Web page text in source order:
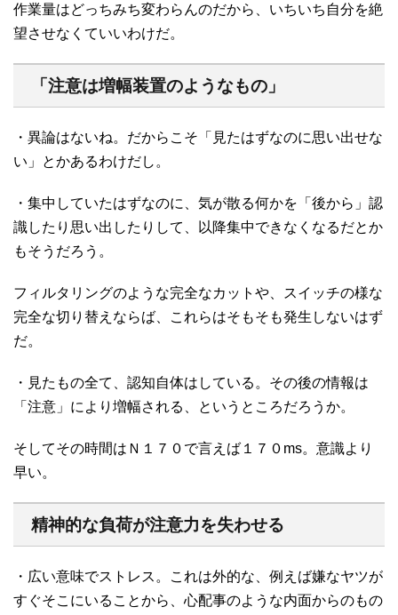
作業量はどっちみち変わらんのだから、いちいち自分を絶
望させなくていいわけだ。
「注意は増幅装置のようなもの」
・異論はないね。だからこそ「見たはずなのに思い出せな
い」とかあるわけだし。
・集中していたはずなのに、気が散る何かを「後から」認
識したり思い出したりして、以降集中できなくなるだとか
もそうだろう。
フィルタリングのような完全なカットや、スイッチの様な
完全な切り替えならば、これらはそもそも発生しないはず
だ。
・見たもの全て、認知自体はしている。その後の情報は
「注意」により増幅される、というところだろうか。
そしてその時間はＮ１７０で言えば１７０ms。意識より
早い。
精神的な負荷が注意力を失わせる
・広い意味でストレス。これは外的な、例えば嫌なヤツが
すぐそこにいることから、心配事のような内面からのもの